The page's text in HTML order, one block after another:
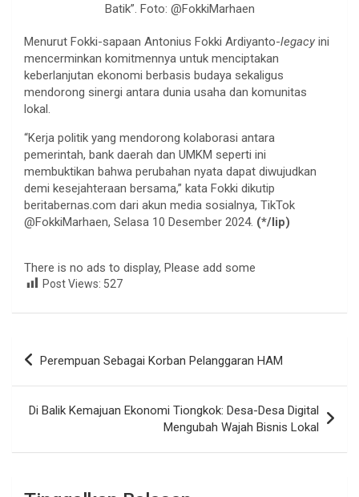
Batik”. Foto: @FokkiMarhaen
Menurut Fokki-sapaan Antonius Fokki Ardiyanto-legacy ini
mencerminkan komitmennya untuk menciptakan
keberlanjutan ekonomi berbasis budaya sekaligus
mendorong sinergi antara dunia usaha dan komunitas
lokal.
“Kerja politik yang mendorong kolaborasi antara
pemerintah, bank daerah dan UMKM seperti ini
membuktikan bahwa perubahan nyata dapat diwujudkan
demi kesejahteraan bersama,” kata Fokki dikutip
beritabernas.com dari akun media sosialnya, TikTok
@FokkiMarhaen, Selasa 10 Desember 2024. (*/lip)
There is no ads to display, Please add some
Post Views: 527
Navigasi
Perempuan Sebagai Korban Pelanggaran HAM
Di Balik Kemajuan Ekonomi Tiongkok: Desa-Desa Digital
Mengubah Wajah Bisnis Lokal